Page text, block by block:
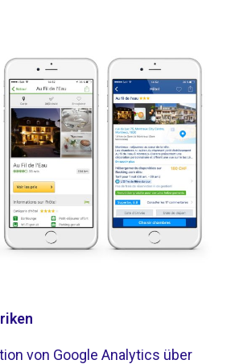
von Google Analytics über